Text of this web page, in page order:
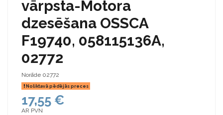
vārpsta-Motora
dzesēšana OSSCA
F19740, 058115136A,
02772
Norāde 02772
Noliktavā pēdējās preces
17,55 €
AR PVN